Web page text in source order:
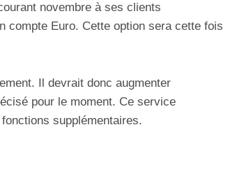
novembre à ses clients
compte Euro. Cette option sera cette fois
Il devrait donc augmenter
pour le moment. Ce service
supplémentaires.